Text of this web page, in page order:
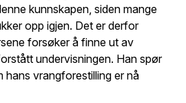
kunnskapen, siden mange
opp igjen. Det er derfor
forsøker å finne ut av
undervisningen. Han spør
hans vrangforestilling er nå